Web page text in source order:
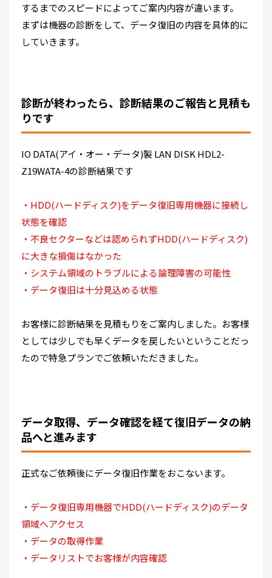
するまでのスピードによってご案内内容が違います。
まずは機器の診断をして、データ復旧の内容を具体的に
していきます。
診断が終わったら、診断結果のご報告と見積も
りです
IO DATA(アイ・オー・データ)製 LAN DISK HDL2-
Z19WATA-4の診断結果です
・HDD(ハードディスク)をデータ復旧専用機器に接続し
状態を確認
・不良セクターなどは認められずHDD(ハードディスク)
に大きな損傷はなかった
・システム領域のトラブルによる論理障害の可能性
・データ復旧は十分見込める状態
お客様に診断結果を見積もりをご案内しました。お客様
としては少しでも早くデータを戻したいということだっ
たので特急プランでご依頼いただきました。
データ取得、データ確認を経て復旧データの納
品へと進みます
正式なご依頼後にデータ復旧作業をおこないます。
・データ復旧専用機器でHDD(ハードディスク)のデータ
領域へアクセス
・データの取得作業
・データリストでお客様が内容確認